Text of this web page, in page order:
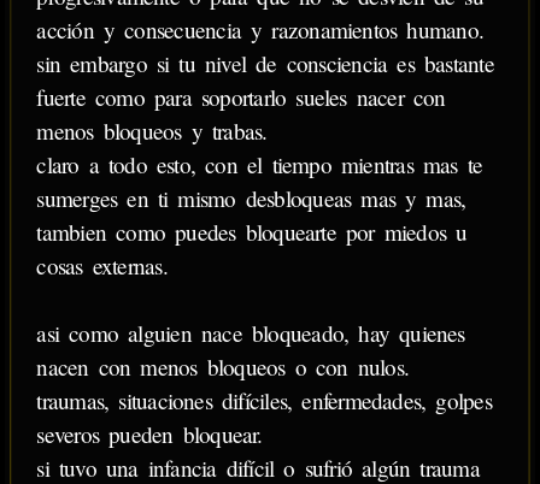
acción y consecuencia y razonamientos humano.
sin embargo si tu nivel de consciencia es bastante
fuerte como para soportarlo sueles nacer con
menos bloqueos y trabas.
claro a todo esto, con el tiempo mientras mas te
sumerges en ti mismo desbloqueas mas y mas,
tambien como puedes bloquearte por miedos u
cosas externas.
asi como alguien nace bloqueado, hay quienes
nacen con menos bloqueos o con nulos.
traumas, situaciones difíciles, enfermedades, golpes
severos pueden bloquear.
si tuvo una infancia difícil o sufrió algún trauma